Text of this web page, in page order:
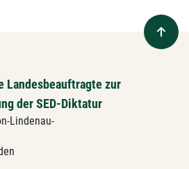
Landesbeauftragte zur
der SED-Diktatur
Lindenau-